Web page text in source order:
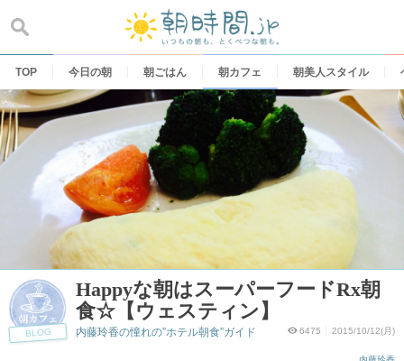
content
TOP 今日の朝 朝ごはん 朝カフェ 朝美人スタイル
BLOG
Happyな朝はスーパーフードRx朝
食☆【ウェスティン】
6475 2015/10/12(月)
内藤玲香の憧れの”ホテル朝食”ガイド